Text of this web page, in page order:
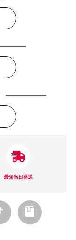
最短当日発送